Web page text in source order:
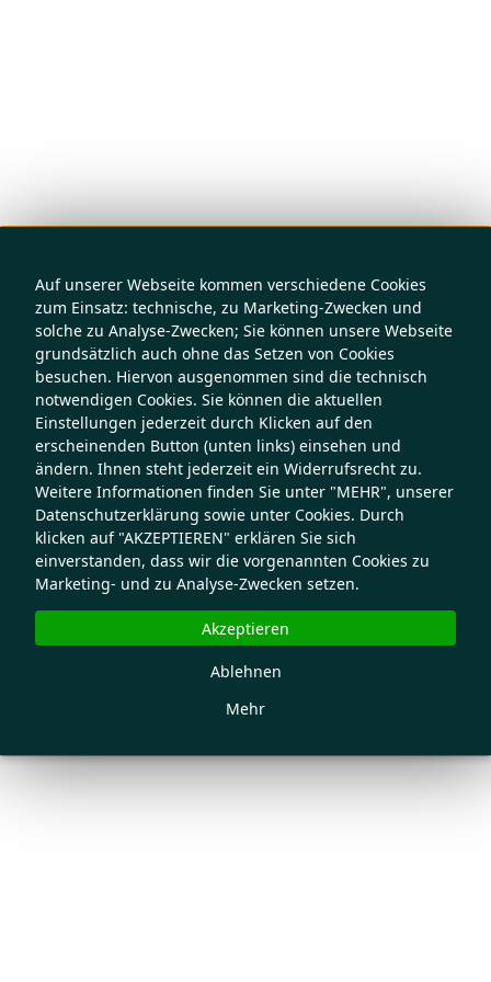
Auf unserer Webseite kommen verschiedene Cookies
zum Einsatz: technische, zu Marketing-Zwecken und
solche zu Analyse-Zwecken; Sie können unsere Webseite
grundsätzlich auch ohne das Setzen von Cookies
besuchen. Hiervon ausgenommen sind die technisch
notwendigen Cookies. Sie können die aktuellen
Einstellungen jederzeit durch Klicken auf den
erscheinenden Button (unten links) einsehen und
ändern. Ihnen steht jederzeit ein Widerrufsrecht zu.
Weitere Informationen finden Sie unter "MEHR", unserer
Datenschutzerklärung sowie unter Cookies. Durch
klicken auf "AKZEPTIEREN" erklären Sie sich
einverstanden, dass wir die vorgenannten Cookies zu
Marketing- und zu Analyse-Zwecken setzen.
Mehr
Ablehnen
Akzeptieren